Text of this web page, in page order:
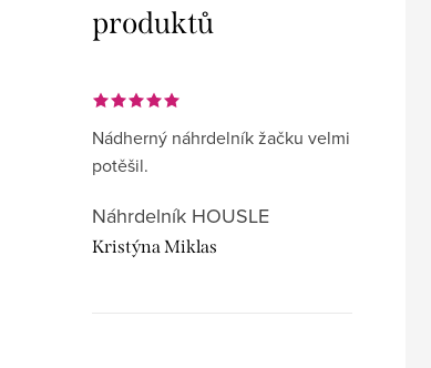
produktů
Nádherný náhrdelník žačku velmi
potěšil.
Náhrdelník HOUSLE
Kristýna Miklas